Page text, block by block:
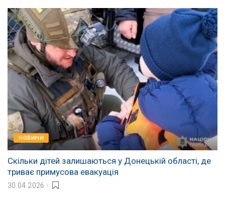
НОВИНИ
Скільки дітей залишаються у Донецькій області, де
триває примусова евакуація
30.04.2026